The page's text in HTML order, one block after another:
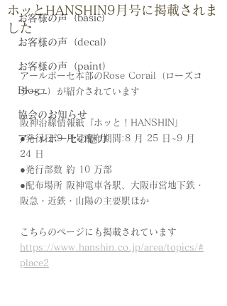
お客様の声（basic）
お客様の声（decal）
お客様の声（paint）
Blog
協会のお知らせ
アールポーセの魅力
ホッとHANSHIN9月号に掲載されま
した
アールポーセ本部のRose Corail（ローズコ
ラーユ）が紹介されています
阪神沿線情報紙『ホッと！HANSHIN』
●発行日 9 月号配布期間:8 月 25 日~9 月
24 日
●発行部数 約 10 万部
●配布場所 阪神電車各駅、大阪市営地下鉄・
阪急・近鉄・山陽の主要駅ほか
こちらのページにも掲載されています
https://www.hanshin.co.jp/area/topics/#
place2